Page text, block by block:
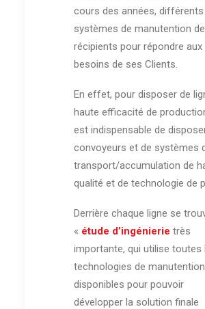
cours des années, différents
systèmes de manutention de
récipients pour répondre aux
besoins de ses Clients.
En effet, pour disposer de
haute efficacité de
est indispensable de
convoyeurs et de systèmes
transport/accumulation de
qualité et de technologie de
Derrière chaque ligne se
« étude d’ingénierie très
importante, qui utilise toutes
technologies de manutention
disponibles pour pouvoir
développer la solution finale